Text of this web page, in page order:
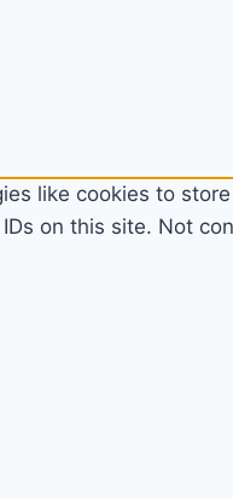
like cookies to
on this site. Not